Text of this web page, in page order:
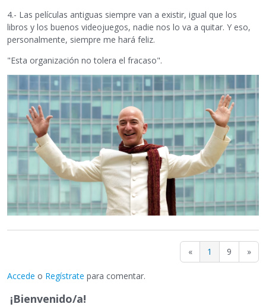
4.- Las películas antiguas siempre van a existir, igual que los
libros y los buenos videojuegos, nadie nos lo va a quitar. Y eso,
personalmente, siempre me hará feliz.
"Esta organización no tolera el fracaso".
« 1 9 »
Accede o Regístrate para comentar.
¡Bienvenido/a!